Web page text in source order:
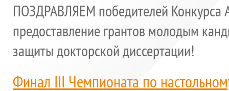
ПОЗДРАВЛЯЕМ победителей Конкурса
предоставление грантов молодым
защиты докторской диссертации!
Финал III Чемпионата по